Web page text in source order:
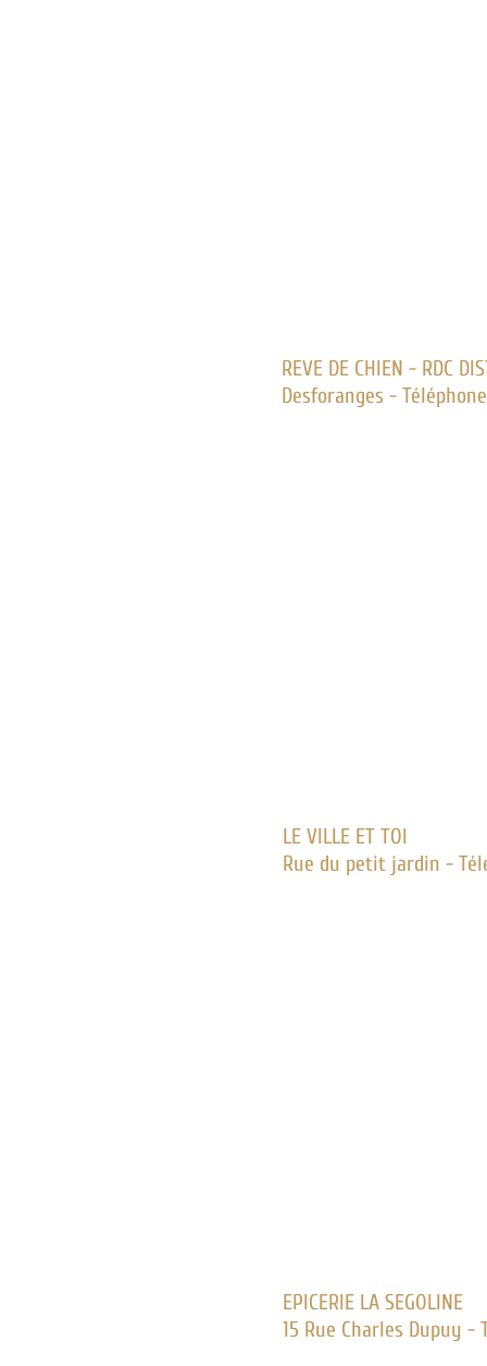
REVE DE CHIEN - RDC
Desforanges -
LE VILLE ET TOI
Rue du petit jardin -
EPICERIE LA SEGOLINE
15 Rue Charles Dupuy -